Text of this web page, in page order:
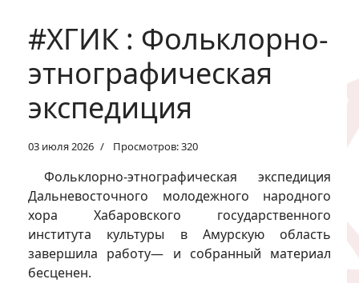
#ХГИК : Фольклорно-
этнографическая
экспедиция
03 июля 2026 Просмотров: 320
Фольклорно-этнографическая экспедиция
Дальневосточного молодежного народного
хора Хабаровского государственного
института культуры в Амурскую область
завершила работу— и собранный материал
бесценен.